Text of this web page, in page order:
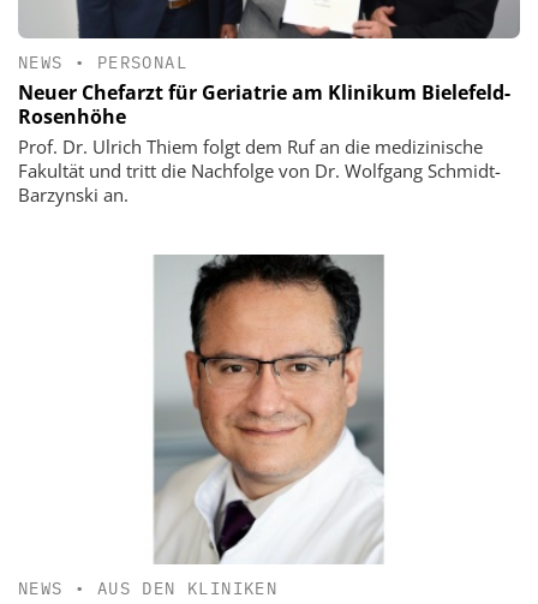
NEWS • PERSONAL
Neuer Chefarzt für Geriatrie am Klinikum Bielefeld-
Rosenhöhe
Prof. Dr. Ulrich Thiem folgt dem Ruf an die medizinische
Fakultät und tritt die Nachfolge von Dr. Wolfgang Schmidt-
Barzynski an.
NEWS • AUS DEN KLINIKEN